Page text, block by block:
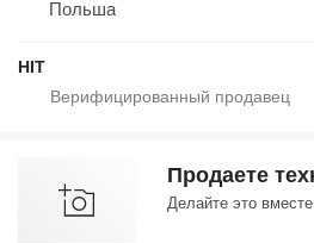
Польша
HIT
Продаете
Делайте это